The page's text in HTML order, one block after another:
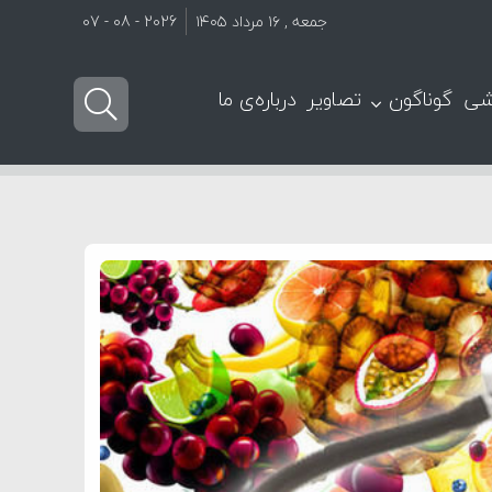
جمعه , ۱۶ مرداد ۱۴۰۵ 2026 - 08 - 07
گوناگون تصاویر درباره‌ی ما